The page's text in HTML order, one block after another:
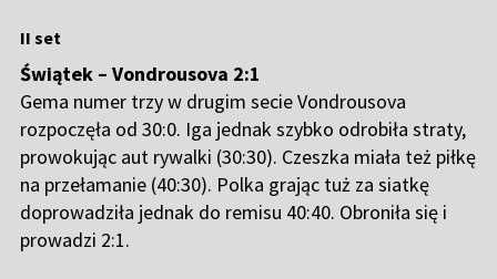
II set
Świątek – Vondrousova 2:1
Gema numer trzy w drugim secie Vondrousova
rozpoczęła od 30:0. Iga jednak szybko odrobiła straty,
prowokując aut rywalki (30:30). Czeszka miała też piłkę
na przełamanie (40:30). Polka grając tuż za siatkę
doprowadziła jednak do remisu 40:40. Obroniła się i
prowadzi 2:1.